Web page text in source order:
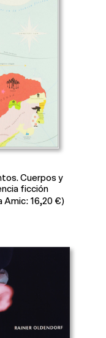
Cuerpos y
ficción
Amic: 16,20 €)